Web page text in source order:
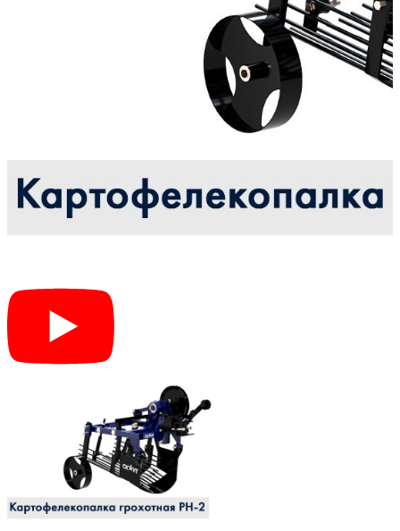
на расстоянии 600-700 мм между рядами. Конструкция
агрегатов СКАУТ серии PL соблюдает данные условия при
эксплуатации с тракторами с задним одноточечным подвесом.
Однорядные агрегаты для посадки и выкопки клубней при
помощи смещающей плиты (приобретается отдельно)
смещены на 100-200 мм влево от центральной оси, что
совместно с регулируемой колеей трактора обеспечит
необходимое расстояние 300-350 мм от центра. Таким
образом, колеса тракторы перемещаются по междурядьям, а